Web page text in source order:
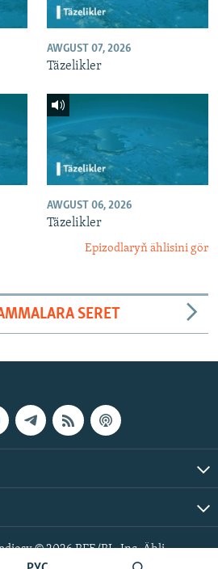
AWGUST 07, 2026
Täzelikler
AWGUST 06, 2026
Täzelikler
Epizodlaryň ählisini gör
SERET
© 2026 RFE/RL, Inc. Ähli